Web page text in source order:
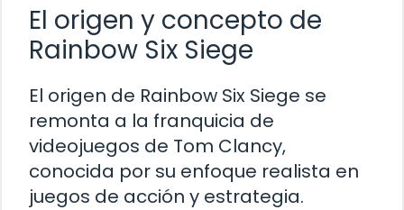
El origen y concepto de
Rainbow Six Siege
El origen de Rainbow Six Siege se
remonta a la franquicia de
videojuegos de Tom Clancy,
conocida por su enfoque realista en
juegos de acción y estrategia.